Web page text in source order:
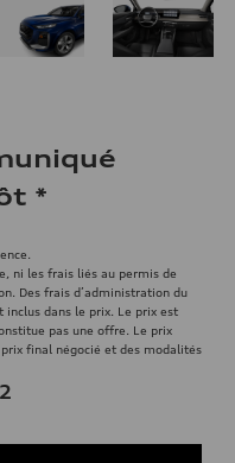
*
ni les frais liés au permis de
Des frais d’administration du
dans le prix. Le prix est
pas une offre. Le prix
final négocié et des modalités